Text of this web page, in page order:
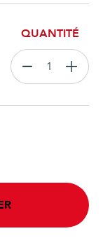
QUANTITÉ